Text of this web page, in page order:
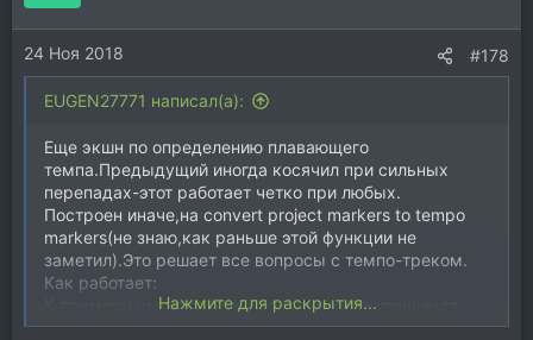
24 Ноя 2018 #178
EUGEN27771 написал(а):
Еще экшн по определению плавающего
темпа.Предыдущий иногда косячил при сильных
перепадах-этот работает четко при любых.
Построен иначе,на convert project markers to tempo
markers(не знаю,как раньше этой функции не
заметил).Это решает все вопросы с темпо-треком.
Как работает:
К примеру,имеется трек с сильно изменяющимся
темпом(романсы,классика или т.п.).
Нажмите для раскрытия...